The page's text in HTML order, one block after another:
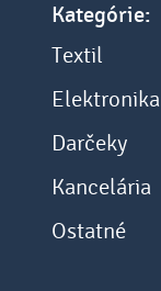
Kategórie:
Textil
Elektronika
Darčeky
Kancelária
Ostatné